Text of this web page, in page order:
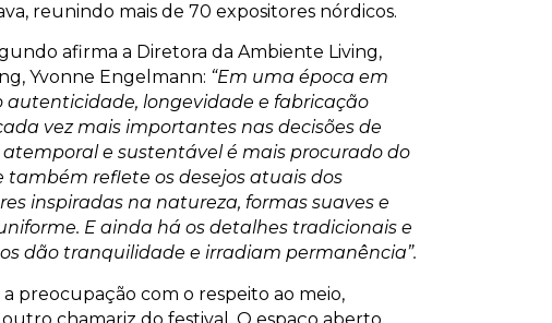
reunindo mais de 70 expositores nórdicos.
afirma a Diretora da Ambiente Living,
Yvonne Engelmann: “Em uma época em
autenticidade, longevidade e fabricação
vez mais importantes nas decisões de
e sustentável é mais procurado do
também reflete os desejos atuais dos
inspiradas na natureza, formas suaves e
E ainda há os detalhes tradicionais e
dão tranquilidade e irradiam permanência”.
preocupação com o respeito ao meio,